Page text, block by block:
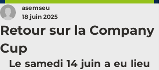
Retour sur la Company
Cup
asemseu
18 juin 2025
Le samedi 14 juin a eu lieu